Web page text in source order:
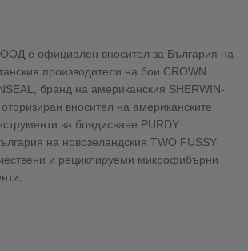
е официален вносител за България на
производители на бои CROWN
бранд на американския SHERWIN-
вносител на американските
за боядисване PURDY.
на новозеландския TWO FUSSY
и рециклируеми микрофибърни